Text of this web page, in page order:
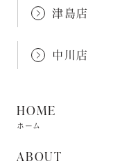
津島店
中川店
HOME
ホーム
ABOUT